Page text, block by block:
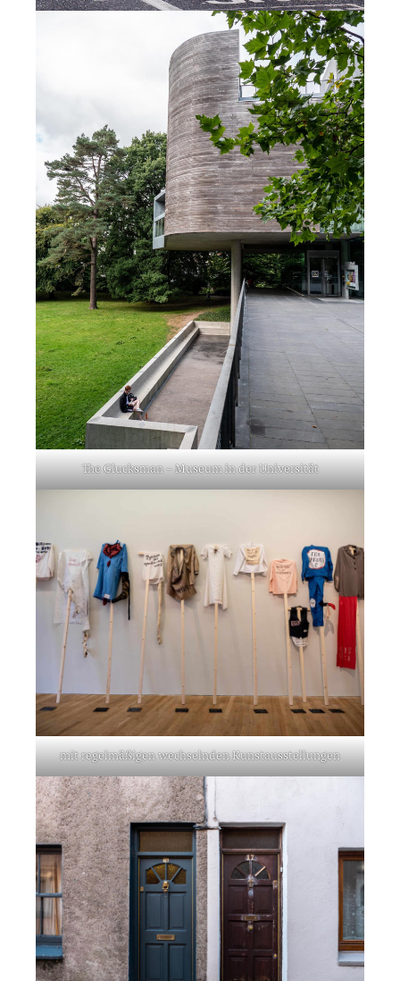
The Glucks­man – Muse­um in der Uni­ver­si­tät
mit regel­mä­ßi­gen wech­seln­den Kunst­aus­stel­lun­gen